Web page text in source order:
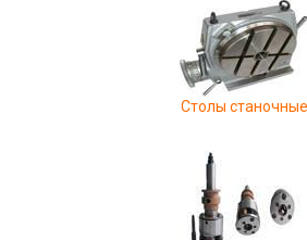
Столы станочные